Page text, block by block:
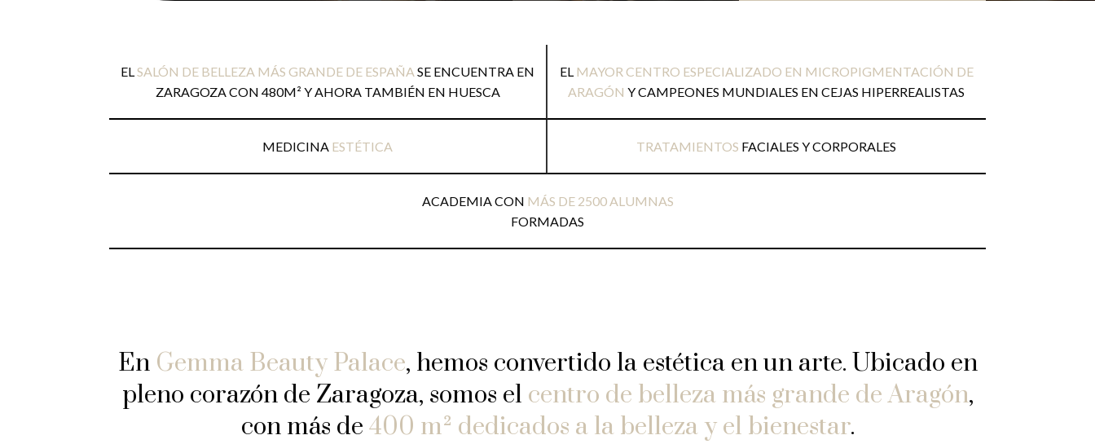
EL SALÓN DE BELLEZA MÁS GRANDE DE ESPAÑA SE ENCUENTRA EN
ZARAGOZA CON 480M² Y AHORA TAMBIÉN EN HUESCA
EL MAYOR CENTRO ESPECIALIZADO EN MICROPIGMENTACIÓN DE
ARAGÓN Y CAMPEONES MUNDIALES EN CEJAS HIPERREALISTAS
MEDICINA ESTÉTICA TRATAMIENTOS FACIALES Y CORPORALES
ACADEMIA CON MÁS DE 2500 ALUMNAS
FORMADAS
En Gemma Beauty Palace, hemos convertido la estética en un arte. Ubicado en
pleno corazón de Zaragoza, somos el centro de belleza más grande de Aragón,
con más de 400 m² dedicados a la belleza y el bienestar.